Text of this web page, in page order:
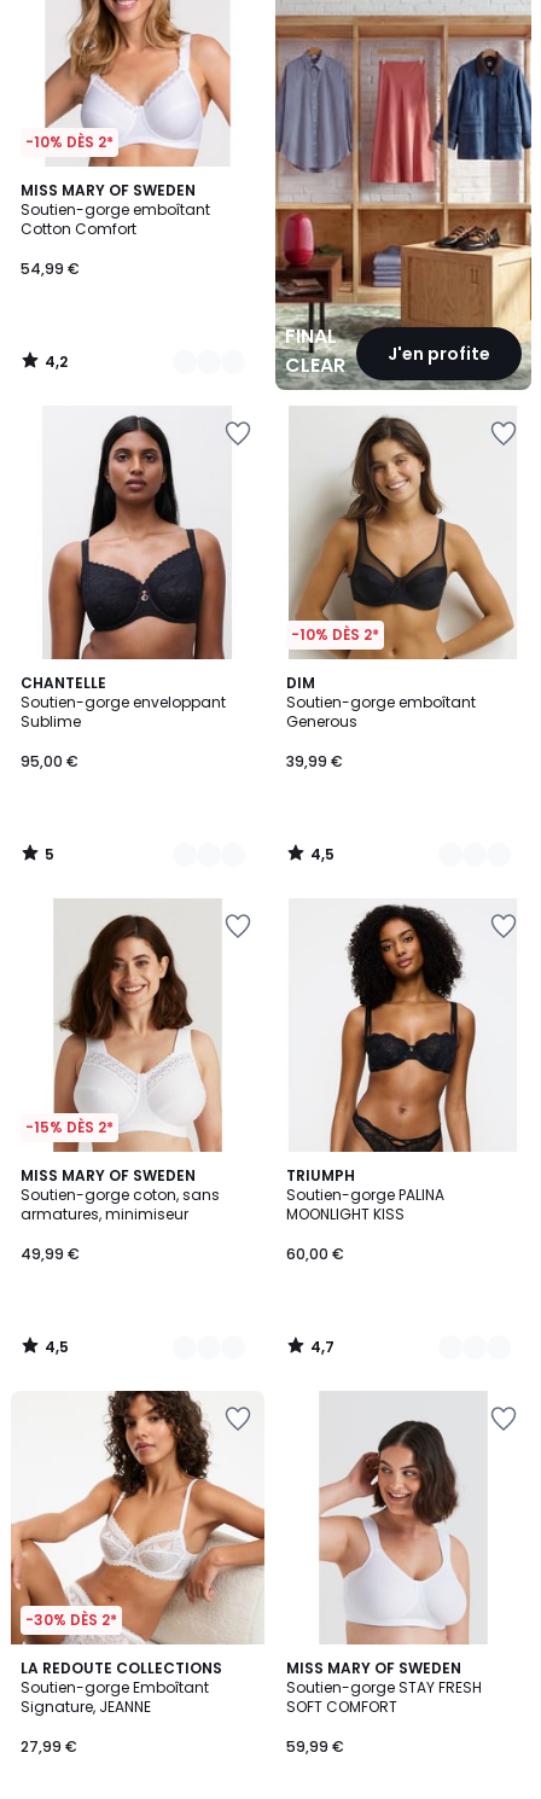
-10% DÈS 2*
MISS MARY OF SWEDEN
Soutien-gorge emboîtant
Cotton Comfort
54,99 €
4,2
/ 5
2
Couleurs
4,2
/
FINAL
CLEARANCEJ'en profite
CHANTELLE
Soutien-gorge enveloppant
Sublime
95,00 €
5
/
5
2
Couleurs
5
/
-10% DÈS 2*
DIM
Soutien-gorge emboîtant
Generous
39,99 €
4,5
/ 5
7
Couleurs
4,5
/
-15% DÈS 2*
MISS MARY OF SWEDEN
Soutien-gorge coton, sans
armatures, minimiseur
49,99 €
4,5
/ 5
6
Couleurs
4,5
/
TRIUMPH
Soutien-gorge PALINA
MOONLIGHT KISS
60,00 €
4,7
/ 5
2
Couleurs
4,7
/
-30% DÈS 2*
LA REDOUTE COLLECTIONS
Soutien-gorge Emboîtant
Signature, JEANNE
27,99 €
4,4
/ 5
5
Couleurs
MISS MARY OF SWEDEN
Soutien-gorge STAY FRESH
SOFT COMFORT
59,99 €
3
Couleurs